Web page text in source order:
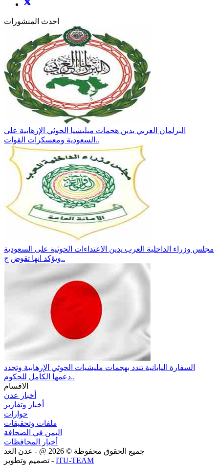
احدث المنشورات
البرلمان العربي يدين هجمات ميليشيا الحوثي الإرهابية على
السعودية ومعسكرات القوات..
مجلس وزراء الداخلية العرب يدين الاعتداءات الحوثية على السعودية
ويؤكد انها تقوض ج..
السفارة اليابانية تندد بهجمات مليشيات الحوثي الإرهابية وتجدد
دعمها الكامل للحكوم..
الاقسام
أخبار عدن
أخبار وتقارير
حوارات
ملفات وتحقيقات
اليمن في الصحافة
أخبار المحافظات
جميع الحقوق محفوظة © 2026 @ - عدن الغد
تصميم وتطوير - ITU-TEAM